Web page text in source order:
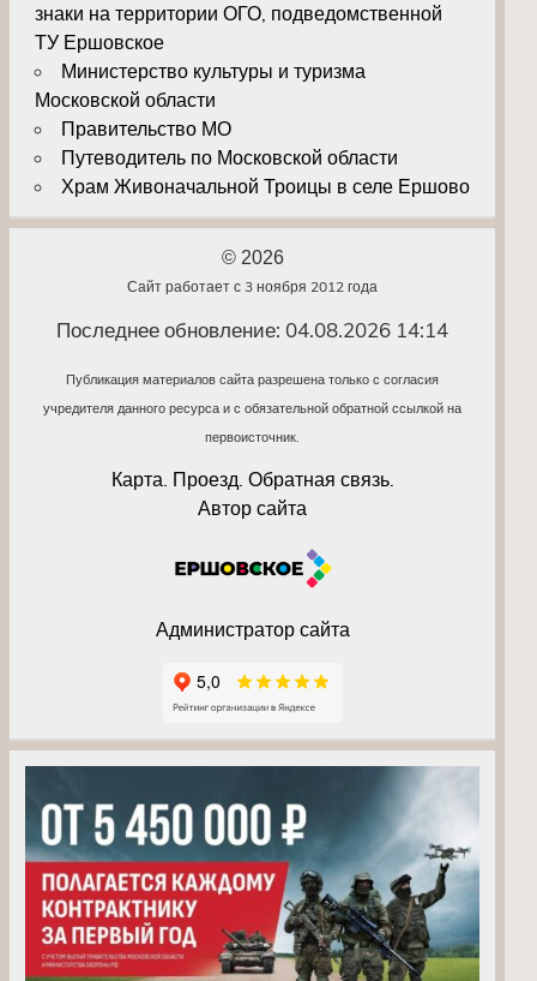
знаки на территории ОГО, подведомственной
ТУ Ершовское
Министерство культуры и туризма
Московской области
Правительство МО
Путеводитель по Московской области
Храм Живоначальной Троицы в селе Ершово
© 2026
Сайт работает с 3 ноября 2012 года
Последнее обновление: 04.08.2026 14:14
Публикация материалов сайта разрешена только с согласия
учредителя данного ресурса и с обязательной обратной ссылкой на
первоисточник.
Карта. Проезд. Обратная связь.
Автор сайта
Администратор сайта